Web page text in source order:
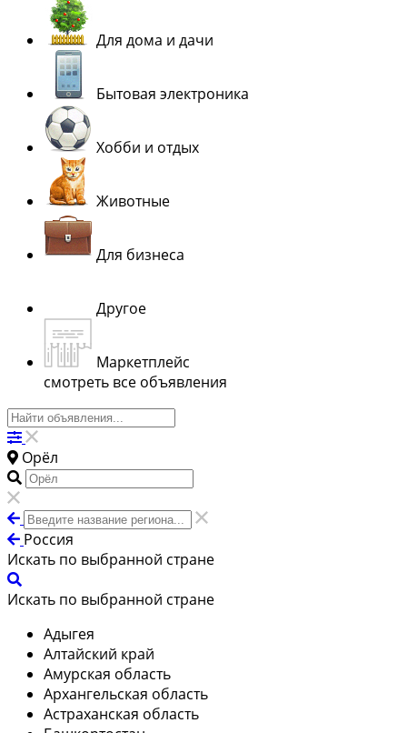
Для дома и дачи
Бытовая электроника
Хобби и отдых
Животные
Для бизнеса
Другое
Маркетплейс
смотреть все объявления
Орёл
Россия
Искать по выбранной стране
Искать по выбранной стране
Адыгея
Алтайский край
Амурская область
Архангельская область
Астраханская область